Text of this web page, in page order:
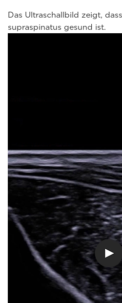
Das Ultraschallbild zeigt,
supraspinatus gesund ist.